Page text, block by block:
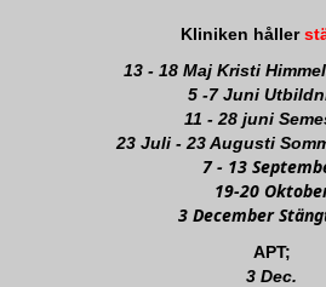
Kliniken håller
13 - 18 Maj Kristi
5 -7 Juni
11 - 28 juni
23 Juli - 23 Augusti
7 - 13
19-20
3 December
APT;
3 Dec.